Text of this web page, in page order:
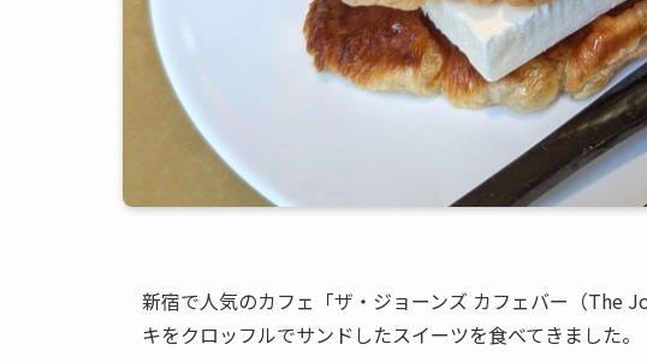
新宿で人気のカフェ「ザ・ジョーンズ カフェバー（The
キをクロッフルでサンドしたスイーツを食べてきました。